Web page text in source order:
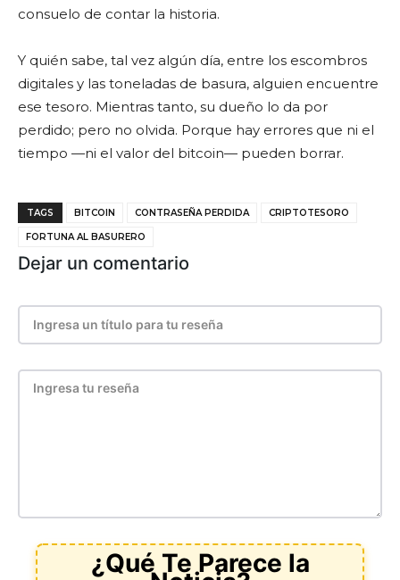
consuelo de contar la historia.
Y quién sabe, tal vez algún día, entre los escombros
digitales y las toneladas de basura, alguien encuentre
ese tesoro. Mientras tanto, su dueño lo da por
perdido; pero no olvida. Porque hay errores que ni el
tiempo —ni el valor del bitcoin— pueden borrar.
TAGS BITCOIN CONTRASEÑA PERDIDA CRIPTOTESORO
FORTUNA AL BASURERO
Dejar un comentario